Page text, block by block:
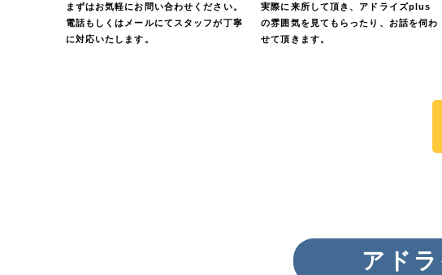
まずはお気軽にお問い合わせください。
電話もしくはメールにてスタッフが丁寧
に対応いたします。
実際に来所して頂き、アドライズplus
の雰囲気を見てもらったり、お話を伺わ
せて頂きます。
アド